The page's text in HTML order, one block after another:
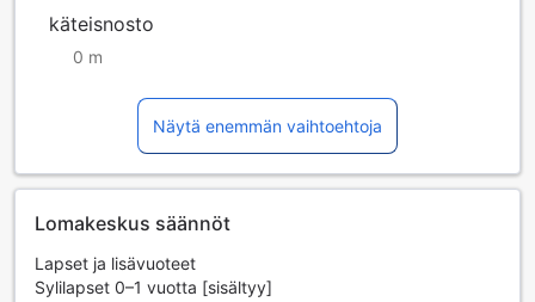
käteisnosto
0 m
Näytä enemmän vaihtoehtoja
Lomakeskus säännöt
Lapset ja lisävuoteet
Sylilapset 0–1 vuotta [sisältyy]